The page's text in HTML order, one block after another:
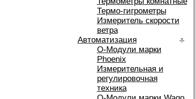
Термо-гигрометры
Измеритель скорости
ветра
Автоматизация
O-Модули марки
Phoenix
Измерительная и
регулировочная
техника